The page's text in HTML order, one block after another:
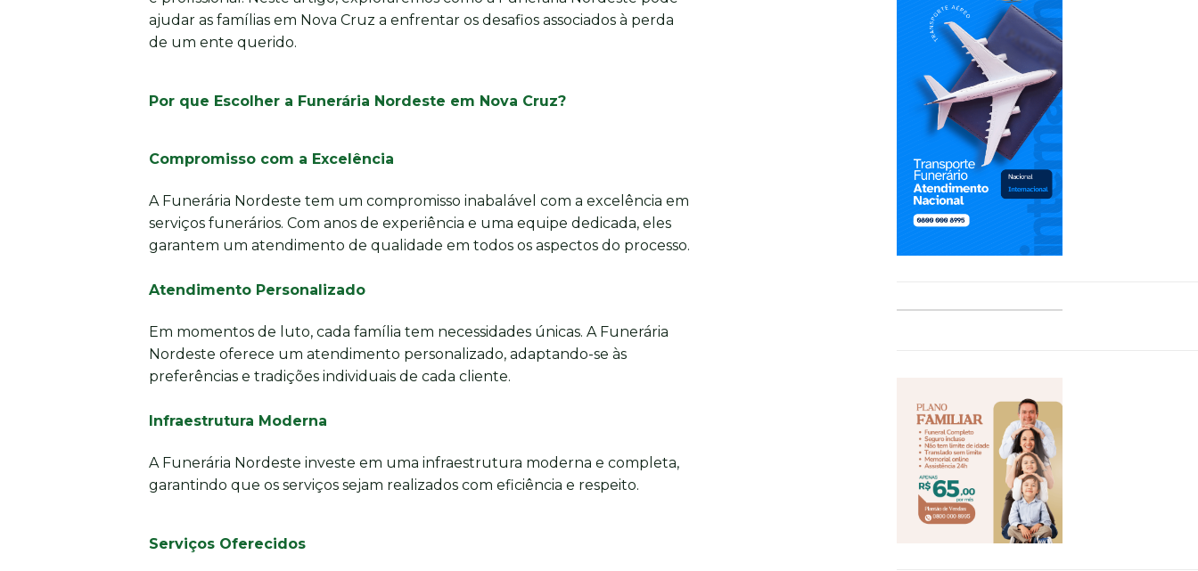
ajudar as famílias em Nova Cruz a enfrentar os desafios associados à perda
de um ente querido.
Por que Escolher a Funerária Nordeste em Nova Cruz?
Compromisso com a Excelência
A Funerária Nordeste tem um compromisso inabalável com a excelência em
serviços funerários. Com anos de experiência e uma equipe dedicada, eles
garantem um atendimento de qualidade em todos os aspectos do processo.
Atendimento Personalizado
Em momentos de luto, cada família tem necessidades únicas. A Funerária
Nordeste oferece um atendimento personalizado, adaptando-se às
preferências e tradições individuais de cada cliente.
Infraestrutura Moderna
A Funerária Nordeste investe em uma infraestrutura moderna e completa,
garantindo que os serviços sejam realizados com eficiência e respeito.
Serviços Oferecidos